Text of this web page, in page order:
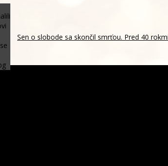
Sen o slobode sa skončil smrťou. Pred 40